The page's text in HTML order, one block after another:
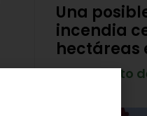
Una
incendia
hectáreas
7 de agosto